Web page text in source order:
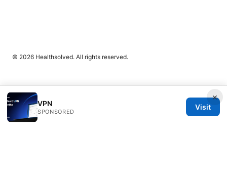
×
VPN
SPONSORED
Visit
© 2026 Healthsolved. All rights reserved.